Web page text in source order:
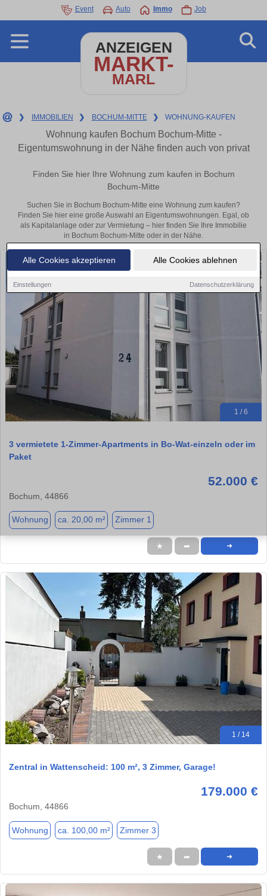
Alle Cookies akzeptieren Alle Cookies ablehnen
Einstellungen Datenschutzerklärung
Event Auto Immo Job
ANZEIGEN
MARKT-
MARL
❯ IMMOBILIEN ❯ BOCHUM-MITTE ❯ WOHNUNG-KAUFEN
Wohnung kaufen Bochum Bochum-Mitte -
Eigentumswohnung in der Nähe finden auch von privat
Finden Sie hier Ihre Wohnung zum kaufen in Bochum
Bochum-Mitte
Suchen Sie in Bochum Bochum-Mitte eine Wohnung zum kaufen?
Finden Sie hier eine große Auswahl an Eigentumswohnungen. Egal, ob
als Kapitalanlage oder zur Vermietung – hier finden Sie Ihre Immobilie
in Bochum Bochum-Mitte oder in der Nähe.
1 / 6
3 vermietete 1-Zimmer-Apartments in Bo-Wat-einzeln oder im
Paket
52.000 €
Bochum, 44866
Wohnung ca. 20,00 m² Zimmer 1
★ ➦ ➜
1 / 14
Zentral in Wattenscheid: 100 m², 3 Zimmer, Garage!
179.000 €
Bochum, 44866
Wohnung ca. 100,00 m² Zimmer 3
★ ➦ ➜